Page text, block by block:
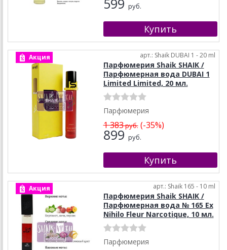
599 руб.
Акция арт.: Shaik DUBAI 1 - 20 ml
Парфюмерия Shaik SHAIK /
Парфюмерная вода DUBAI 1
Limited Limited, 20 мл.
Парфюмерия
1 383руб.(-35%)
899 руб.
Акция арт.: Shaik 165 - 10 ml
Парфюмерия Shaik SHAIK /
Парфюмерная вода № 165 Ex
Nihilo Fleur Narcotique, 10 мл.
Парфюмерия